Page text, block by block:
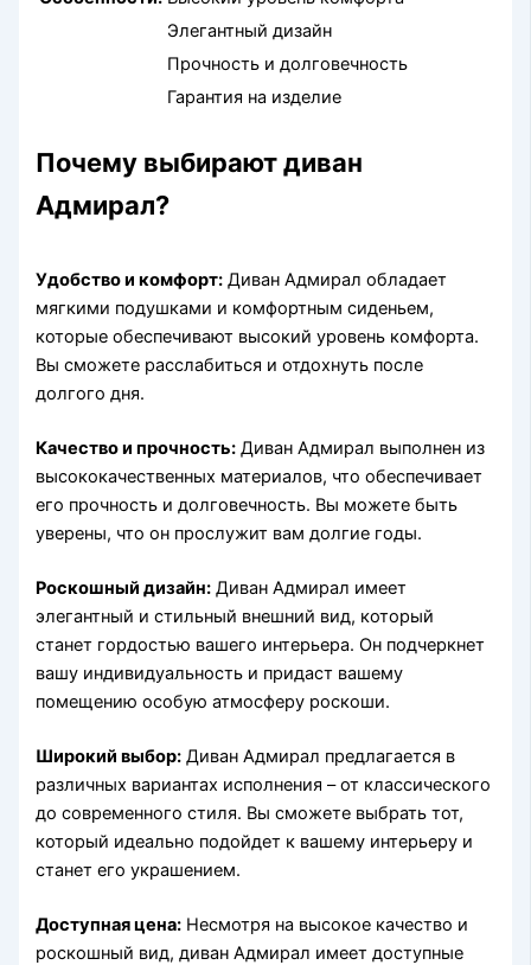
Элегантный дизайн
Прочность и долговечность
Гарантия на изделие
Почему выбирают диван
Адмирал?
Удобство и комфорт: Диван Адмирал обладает
мягкими подушками и комфортным сиденьем,
которые обеспечивают высокий уровень комфорта.
Вы сможете расслабиться и отдохнуть после
долгого дня.
Качество и прочность: Диван Адмирал выполнен из
высококачественных материалов, что обеспечивает
его прочность и долговечность. Вы можете быть
уверены, что он прослужит вам долгие годы.
Роскошный дизайн: Диван Адмирал имеет
элегантный и стильный внешний вид, который
станет гордостью вашего интерьера. Он подчеркнет
вашу индивидуальность и придаст вашему
помещению особую атмосферу роскоши.
Широкий выбор: Диван Адмирал предлагается в
различных вариантах исполнения – от классического
до современного стиля. Вы сможете выбрать тот,
который идеально подойдет к вашему интерьеру и
станет его украшением.
Доступная цена: Несмотря на высокое качество и
роскошный вид, диван Адмирал имеет доступные